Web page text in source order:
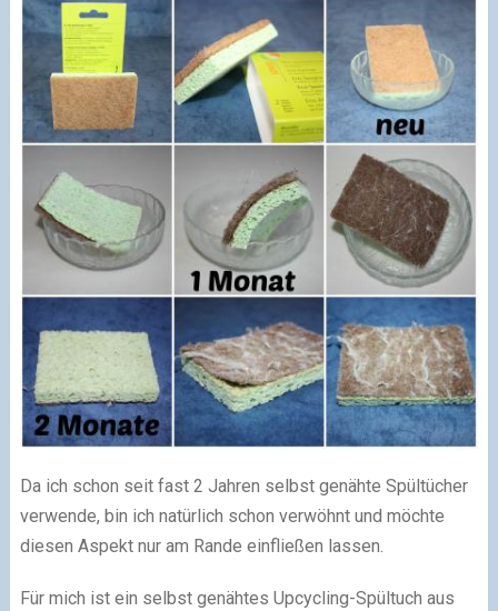
Da ich schon seit fast 2 Jahren selbst genähte Spültücher
verwende, bin ich natürlich schon verwöhnt und möchte
diesen Aspekt nur am Rande einfließen lassen.
Für mich ist ein selbst genähtes Upcycling-Spültuch aus